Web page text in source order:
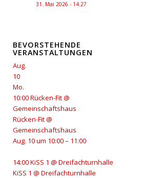
31. Mai 2026 - 14:27
BEVORSTEHENDE
VERANSTALTUNGEN
Aug.
10
Mo.
10:00Rücken-Fit@
Gemeinschaftshaus
Rücken-Fit@
Gemeinschaftshaus
Aug. 10 um 10:00 – 11:00
14:00KiSS 1@ Dreifachturnhalle
KiSS 1 @ Dreifachturnhalle